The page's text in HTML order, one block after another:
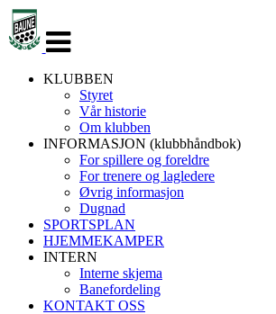
navigasjon
KLUBBEN
Styret
Vår historie
Om klubben
INFORMASJON (klubbhåndbok)
For spillere og foreldre
For trenere og lagledere
Øvrig informasjon
Dugnad
SPORTSPLAN
HJEMMEKAMPER
INTERN
Interne skjema
Banefordeling
KONTAKT OSS